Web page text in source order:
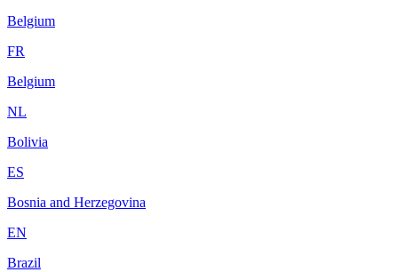
Belgium
FR
Belgium
NL
Bolivia
ES
Bosnia and Herzegovina
EN
Brazil